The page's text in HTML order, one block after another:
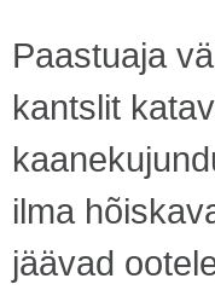
Paastuaja
kantslit
ilma
jäävad